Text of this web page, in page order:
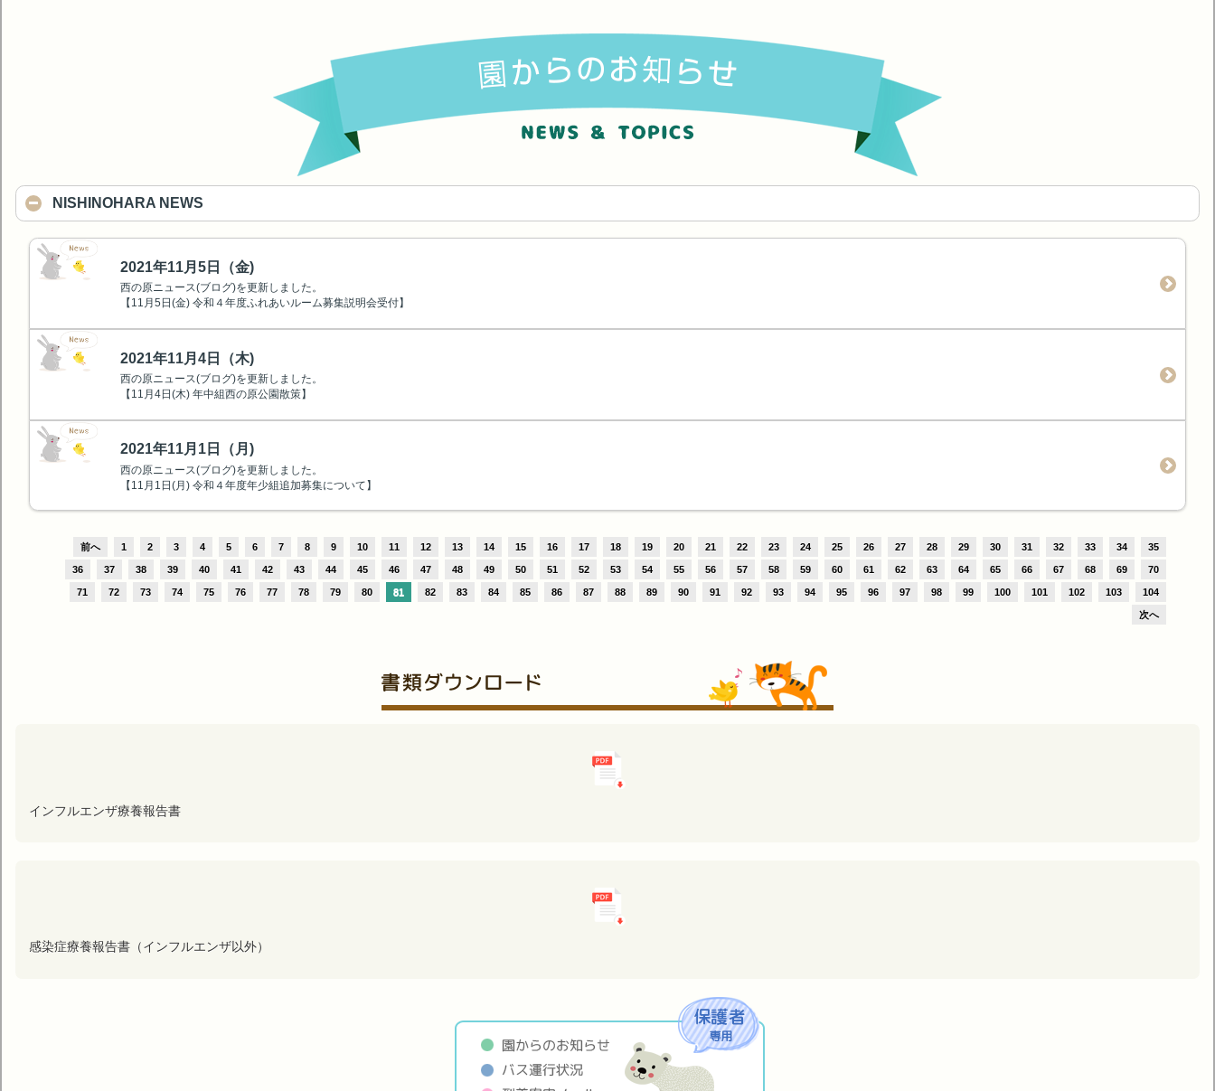
NISHINOHARA NEWS
2021年11月5日（金)
西の原ニュース(ブログ)を更新しました。
【11月5日(金) 令和４年度ふれあいルーム募集説明会受付】
2021年11月4日（木)
西の原ニュース(ブログ)を更新しました。
【11月4日(木) 年中組西の原公園散策】
2021年11月1日（月)
西の原ニュース(ブログ)を更新しました。
【11月1日(月) 令和４年度年少組追加募集について】
前へ 1 2 3 4 5 6 7 8 9 10 11 12 13 14 15 16 17 18 19 20 21 22 23 24 25 26 27 28 29 30 31 32 33 34 35
36 37 38 39 40 41 42 43 44 45 46 47 48 49 50 51 52 53 54 55 56 57 58 59 60 61 62 63 64 65 66 67 68 69 70
71 72 73 74 75 76 77 78 79 80 81 82 83 84 85 86 87 88 89 90 91 92 93 94 95 96 97 98 99 100 101 102 103 104
次へ
インフルエンザ療養報告書
感染症療養報告書（インフルエンザ以外）